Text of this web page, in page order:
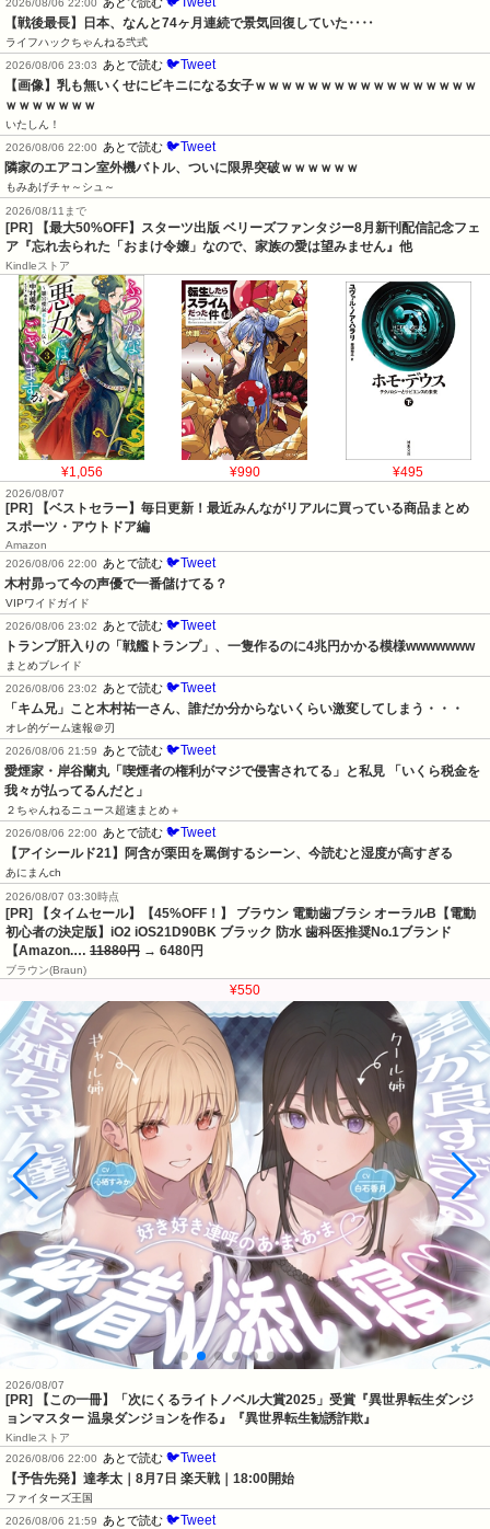
【戦後最長】日本、なんと74ヶ月連続で景気回復していた‥‥
ライフハックちゃんねる弐式
2026/08/06 23:03
あとで読む 🐦Tweet
【画像】乳も無いくせにビキニになる女子ｗｗｗｗｗｗｗｗｗｗｗｗｗｗｗｗｗ
ｗｗｗｗｗｗｗ
いたしん！
2026/08/06 22:00
あとで読む 🐦Tweet
隣家のエアコン室外機バトル、ついに限界突破ｗｗｗｗｗｗ
もみあげチャ～シュ～
2026/08/11まで
[PR] 【最大50%OFF】スターツ出版 ベリーズファンタジー8月新刊配信記念フェ
ア『忘れ去られた「おまけ令嬢」なので、家族の愛は望みません』他
Kindleストア
¥1,056 ¥990 ¥495
2026/08/07
[PR] 【ベストセラー】毎日更新！最近みんながリアルに買っている商品まとめ
スポーツ・アウトドア編
Amazon
2026/08/06 22:00
あとで読む 🐦Tweet
木村昴って今の声優で一番儲けてる？
VIPワイドガイド
2026/08/06 23:02
あとで読む 🐦Tweet
トランプ肝入りの「戦艦トランプ」、一隻作るのに4兆円かかる模様wwwwwww
まとめブレイド
2026/08/06 23:02
あとで読む 🐦Tweet
「キム兄」こと木村祐一さん、誰だか分からないくらい激変してしまう・・・
オレ的ゲーム速報＠刃
2026/08/06 21:59
あとで読む 🐦Tweet
愛煙家・岸谷蘭丸「喫煙者の権利がマジで侵害されてる」と私見 「いくら税金を
我々が払ってるんだと」
２ちゃんねるニュース超速まとめ＋
2026/08/06 22:00
あとで読む 🐦Tweet
【アイシールド21】阿含が栗田を罵倒するシーン、今読むと湿度が高すぎる
あにまんch
2026/08/07 03:30時点
[PR] 【タイムセール】【45%OFF！】 ブラウン 電動歯ブラシ オーラルB【電動
初心者の決定版】iO2 iOS21D90BK ブラック 防水 歯科医推奨No.1ブランド
【Amazon.… 11880円 → 6480円
ブラウン(Braun)
¥550
2026/08/07
[PR] 【この一冊】「次にくるライトノベル大賞2025」受賞『異世界転生ダンジ
ョンマスター 温泉ダンジョンを作る』『異世界転生勧誘詐欺』
Kindleストア
2026/08/06 22:00
あとで読む 🐦Tweet
【予告先発】達孝太｜8月7日 楽天戦｜18:00開始
ファイターズ王国
2026/08/06 21:59
あとで読む 🐦Tweet